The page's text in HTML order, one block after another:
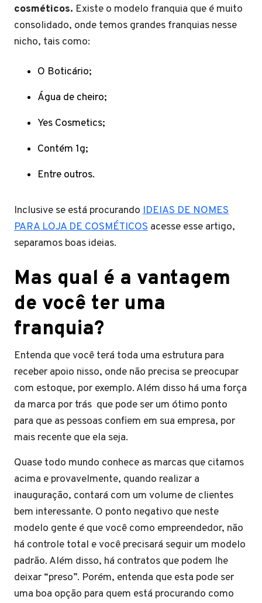
cosméticos. Existe o modelo franquia que é muito
consolidado, onde temos grandes franquias nesse
nicho, tais como:
O Boticário;
Água de cheiro;
Yes Cosmetics;
Contém 1g;
Entre outros.
Inclusive se está procurando IDEIAS DE NOMES
PARA LOJA DE COSMÉTICOS acesse esse artigo,
separamos boas ideias.
Mas qual é a vantagem
de você ter uma
franquia?
Entenda que você terá toda uma estrutura para
receber apoio nisso, onde não precisa se preocupar
com estoque, por exemplo. Além disso há uma força
da marca por trás que pode ser um ótimo ponto
para que as pessoas confiem em sua empresa, por
mais recente que ela seja.
Quase todo mundo conhece as marcas que citamos
acima e provavelmente, quando realizar a
inauguração, contará com um volume de clientes
bem interessante. O ponto negativo que neste
modelo gente é que você como empreendedor, não
há controle total e você precisará seguir um modelo
padrão. Além disso, há contratos que podem lhe
deixar “preso”. Porém, entenda que esta pode ser
uma boa opção para quem está procurando como